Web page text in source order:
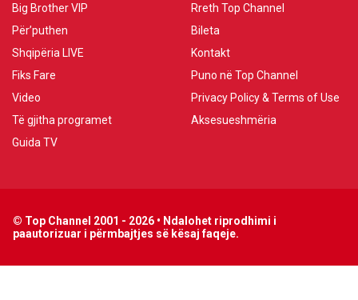
Big Brother VIP
Për’puthen
Shqipëria LIVE
Fiks Fare
Video
Të gjitha programet
Guida TV
Rreth Top Channel
Bileta
Kontakt
Puno në Top Channel
Privacy Policy & Terms of Use
Aksesueshmëria
© Top Channel 2001 - 2026 • Ndalohet riprodhimi i
paautorizuar i përmbajtjes së kësaj faqeje.